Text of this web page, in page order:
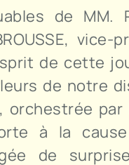
de
de cette
de notre
orchestrée
à la
de